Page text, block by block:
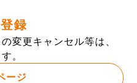
録
変更キャンセル等は、
。
ージ